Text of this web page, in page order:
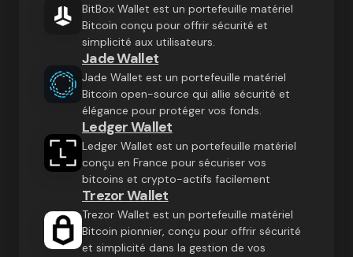
BitBox Wallet est un portefeuille matériel
Bitcoin conçu pour offrir sécurité et
simplicité aux utilisateurs.
Jade Wallet
Jade Wallet est un portefeuille matériel
Bitcoin open-source qui allie sécurité et
élégance pour protéger vos fonds.
Ledger Wallet
Ledger Wallet est un portefeuille matériel
conçu en France pour sécuriser vos
bitcoins et crypto-actifs facilement
Trezor Wallet
Trezor Wallet est un portefeuille matériel
Bitcoin pionnier, conçu pour offrir sécurité
et simplicité dans la gestion de vos